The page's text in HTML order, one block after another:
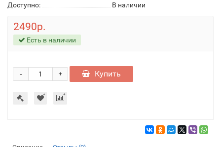
Доступно:
В наличии
2490р.
Есть в наличии
+
- Купить